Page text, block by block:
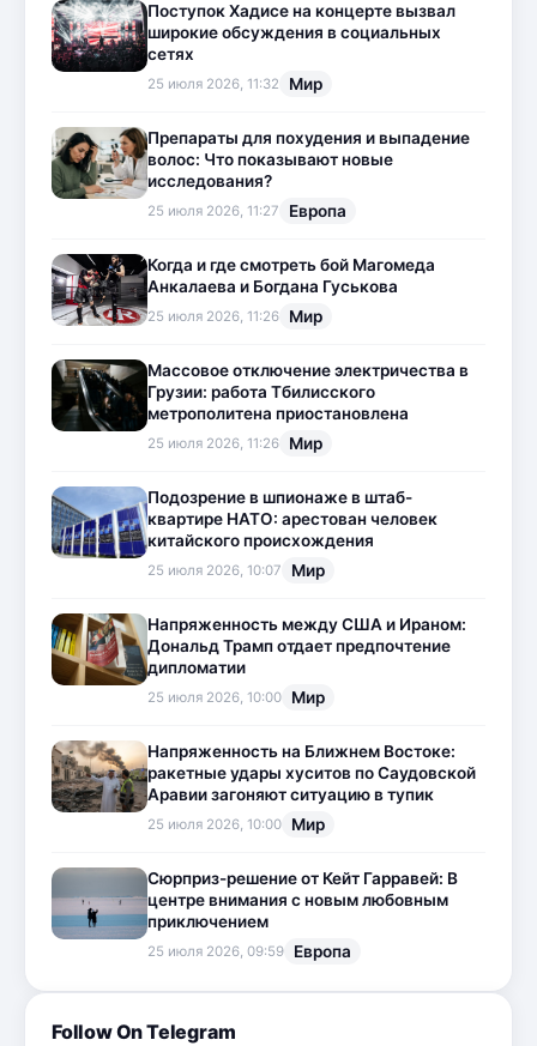
Поступок Хадисе на концерте вызвал
широкие обсуждения в социальных
сетях
25 июля 2026, 11:32 Мир
Препараты для похудения и выпадение
волос: Что показывают новые
исследования?
25 июля 2026, 11:27 Европа
Когда и где смотреть бой Магомеда
Анкалаева и Богдана Гуськова
25 июля 2026, 11:26 Мир
Массовое отключение электричества в
Грузии: работа Тбилисского
метрополитена приостановлена
25 июля 2026, 11:26 Мир
Подозрение в шпионаже в штаб-
квартире НАТО: арестован человек
китайского происхождения
25 июля 2026, 10:07 Мир
Напряженность между США и Ираном:
Дональд Трамп отдает предпочтение
дипломатии
25 июля 2026, 10:00 Мир
Напряженность на Ближнем Востоке:
ракетные удары хуситов по Саудовской
Аравии загоняют ситуацию в тупик
25 июля 2026, 10:00 Мир
Сюрприз-решение от Кейт Гарравей: В
центре внимания с новым любовным
приключением
25 июля 2026, 09:59 Европа
Follow On Telegram